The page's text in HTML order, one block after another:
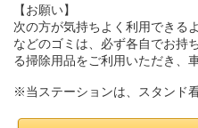
【お願い】
次の方が気持ちよく利用できる
などのゴミは、必ず各自でお持
る掃除用品をご利用いただき、
※当ステーションは、スタンド